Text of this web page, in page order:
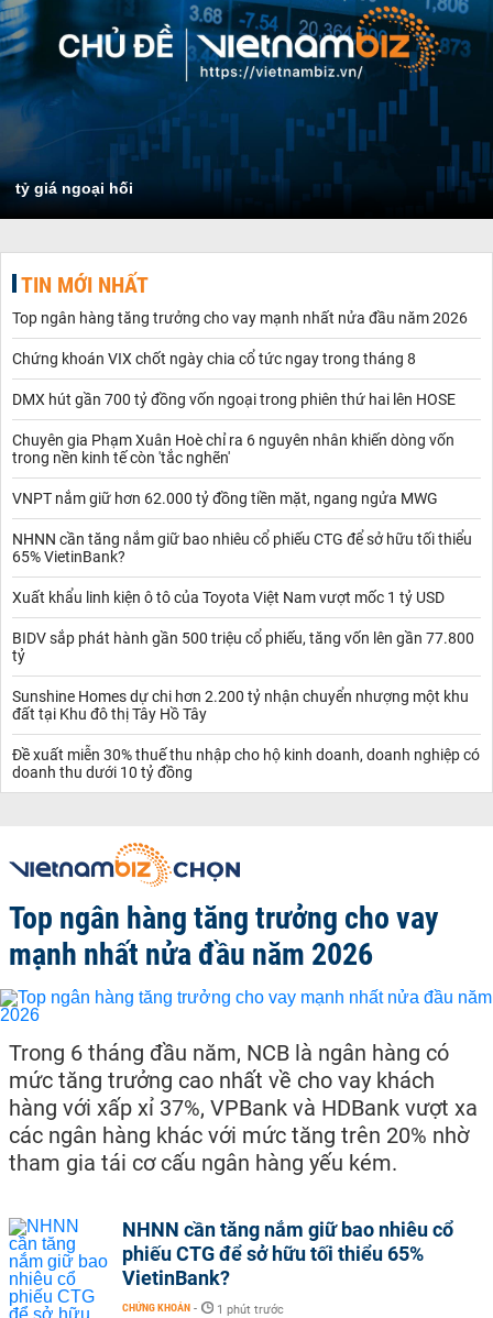
tỷ giá ngoại hối
TIN MỚI NHẤT
Top ngân hàng tăng trưởng cho vay mạnh nhất nửa đầu năm 2026
Chứng khoán VIX chốt ngày chia cổ tức ngay trong tháng 8
DMX hút gần 700 tỷ đồng vốn ngoại trong phiên thứ hai lên HOSE
Chuyên gia Phạm Xuân Hoè chỉ ra 6 nguyên nhân khiến dòng vốn
trong nền kinh tế còn 'tắc nghẽn'
VNPT nắm giữ hơn 62.000 tỷ đồng tiền mặt, ngang ngửa MWG
NHNN cần tăng nắm giữ bao nhiêu cổ phiếu CTG để sở hữu tối thiểu
65% VietinBank?
Xuất khẩu linh kiện ô tô của Toyota Việt Nam vượt mốc 1 tỷ USD
BIDV sắp phát hành gần 500 triệu cổ phiếu, tăng vốn lên gần 77.800
tỷ
Sunshine Homes dự chi hơn 2.200 tỷ nhận chuyển nhượng một khu
đất tại Khu đô thị Tây Hồ Tây
Đề xuất miễn 30% thuế thu nhập cho hộ kinh doanh, doanh nghiệp có
doanh thu dưới 10 tỷ đồng
Top ngân hàng tăng trưởng cho vay
mạnh nhất nửa đầu năm 2026
Trong 6 tháng đầu năm, NCB là ngân hàng có
mức tăng trưởng cao nhất về cho vay khách
hàng với xấp xỉ 37%, VPBank và HDBank vượt xa
các ngân hàng khác với mức tăng trên 20% nhờ
tham gia tái cơ cấu ngân hàng yếu kém.
NHNN cần tăng nắm giữ bao nhiêu cổ
phiếu CTG để sở hữu tối thiểu 65%
VietinBank?
CHỨNG KHOÁN - 1 phút trước